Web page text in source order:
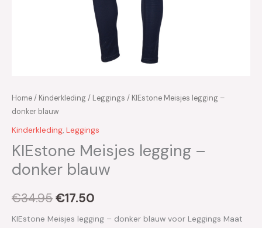
Home/ Kinderkleding/ Leggings / KIEstone Meisjes legging –
donker blauw
Kinderkleding, Leggings
KIEstone Meisjes legging –
donker blauw
€34.95€17.50
KIEstone Meisjes legging – donker blauw voor Leggings Maat